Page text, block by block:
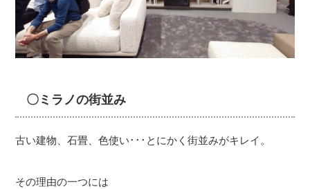
〇ミラノの街並み
古い建物、石畳、色使い･･･とにかく街並みがキレイ。
その理由の一つには